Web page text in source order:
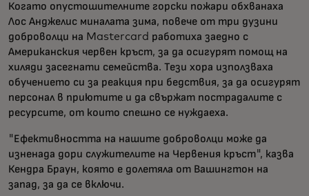
Когато опустошителните горски пожари обхванаха
Лос Анджелис миналата зима, повече от три дузини
доброволци на Mastercard работиха заедно с
Американския червен кръст, за да осигурят помощ на
хиляди засегнати семейства. Тези хора използваха
обучението си за реакция при бедствия, за да осигурят
персонал в приютите и да свържат пострадалите с
ресурсите, от които спешно се нуждаеха.
"Ефективността на нашите доброволци може да
изненада дори служителите на Червения кръст", казва
Кендра Браун, която е долетяла от Вашингтон на
запад, за да се включи.